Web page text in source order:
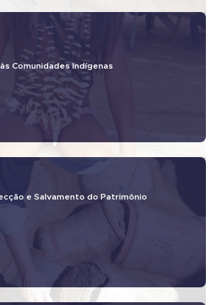
Comunidades Indígenas
e Salvamento do Patrimônio